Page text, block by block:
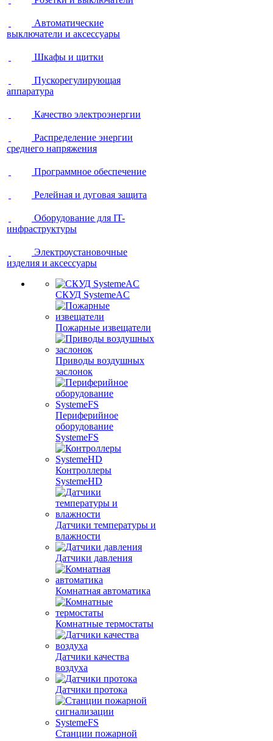
Автоматические
выключатели и аксессуары
Шкафы и щитки
Пускорегулирующая
аппаратура
Качество электроэнергии
Распределение энергии
среднего напряжения
Программное обеспечение
Релейная и дуговая защита
Оборудование для IT-
инфраструктуры
Электроустановочные
изделия и аксессуары
СКУД SystemeAC
Пожарные извещатели
Приводы воздушных
заслонок
Периферийное
оборудование
SystemeFS
Контроллеры
SystemeHD
Датчики температуры и
влажности
Датчики давления
Комнатная автоматика
Комнатные термостаты
Датчики качества
воздуха
Датчики протока
Станции пожарной